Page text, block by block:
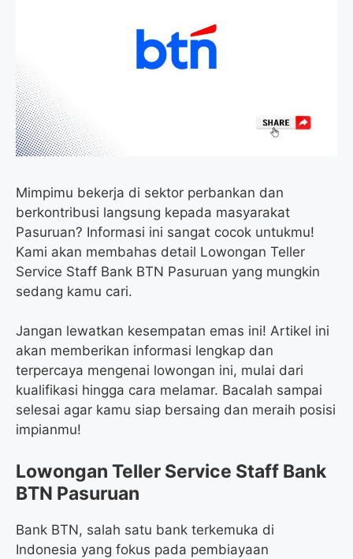
Mimpimu bekerja di sektor perbankan dan
berkontribusi langsung kepada masyarakat
Pasuruan? Informasi ini sangat cocok untukmu!
Kami akan membahas detail Lowongan Teller
Service Staff Bank BTN Pasuruan yang mungkin
sedang kamu cari.
Jangan lewatkan kesempatan emas ini! Artikel ini
akan memberikan informasi lengkap dan
terpercaya mengenai lowongan ini, mulai dari
kualifikasi hingga cara melamar. Bacalah sampai
selesai agar kamu siap bersaing dan meraih posisi
impianmu!
Lowongan Teller Service Staff Bank
BTN Pasuruan
Bank BTN, salah satu bank terkemuka di
Indonesia yang fokus pada pembiayaan